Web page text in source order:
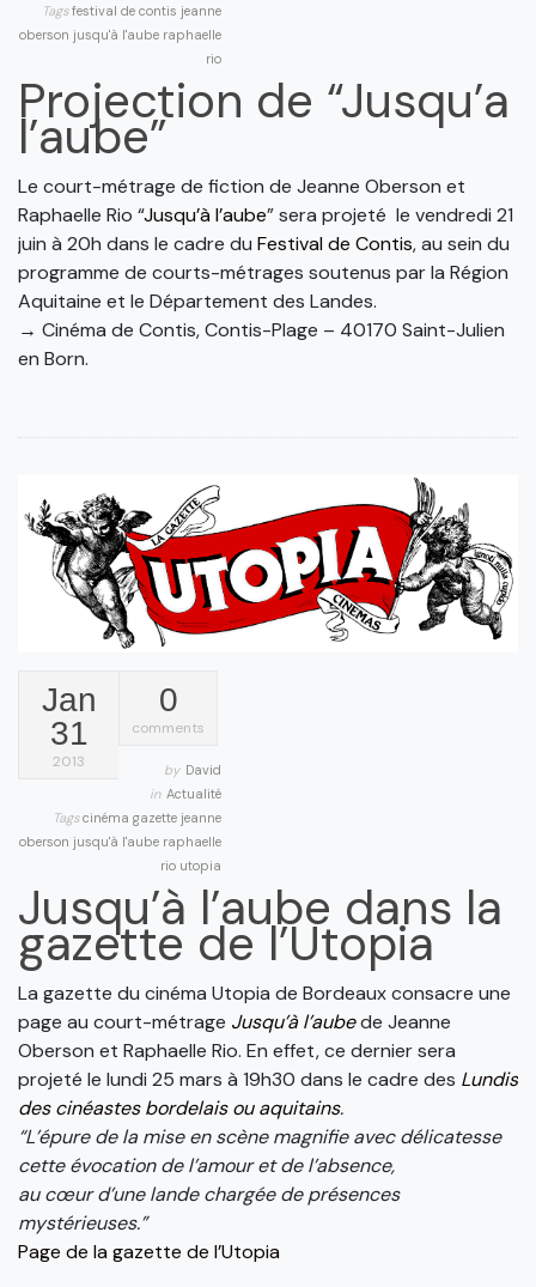
Tagsfestival de contis jeanne
oberson jusqu'à l'aube raphaelle
rio
Projection de “Jusqu’a
l’aube”
Le court-métrage de fiction de Jeanne Oberson et
Raphaelle Rio “Jusqu’à l’aube” sera projeté le vendredi 21
juin à 20h dans le cadre du Festival de Contis, au sein du
programme de courts-métrages soutenus par la Région
Aquitaine et le Département des Landes.
→ Cinéma de Contis, Contis-Plage – 40170 Saint-Julien
en Born.
Jan
31
2013
0
comments
by David
in Actualité
Tagscinéma gazette jeanne
oberson jusqu'à l'aube raphaelle
rio utopia
Jusqu’à l’aube dans la
gazette de l’Utopia
La gazette du cinéma Utopia de Bordeaux consacre une
page au court-métrage Jusqu’à l’aubede Jeanne
Oberson et Raphaelle Rio. En effet, ce dernier sera
projeté le lundi 25 mars à 19h30 dans le cadre des Lundis
des cinéastes bordelais ou aquitains.
“L’épure de la mise en scène magnifie avec délicatesse
cette évocation de l’amour et de l’absence,
au cœur d’une lande chargée de présences
mystérieuses.”
Page de la gazette de l’Utopia